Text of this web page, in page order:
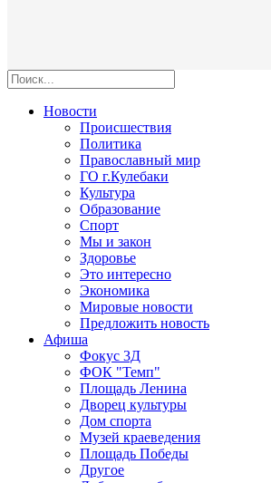
Новости
Происшествия
Политика
Православный мир
ГО г.Кулебаки
Культура
Образование
Спорт
Мы и закон
Здоровье
Это интересно
Экономика
Мировые новости
Предложить новость
Афиша
Фокус 3Д
ФОК "Темп"
Площадь Ленина
Дворец культуры
Дом спорта
Музей краеведения
Площадь Победы
Другое